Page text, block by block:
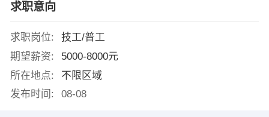
求职意向
求职岗位:
技工/普工
期望薪资:
5000-8000元
所在地点:
不限区域
发布时间:
08-08